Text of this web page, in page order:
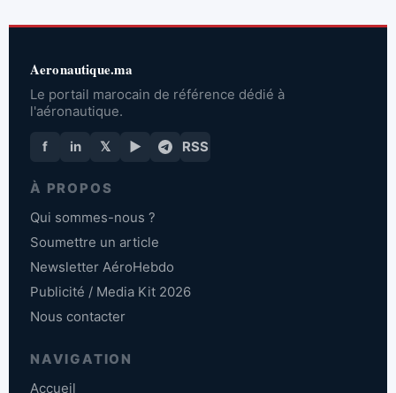
Aeronautique.ma
Le portail marocain de référence dédié à
l'aéronautique.
f in 𝕏 ▶ RSS
À PROPOS
Qui sommes-nous ?
Soumettre un article
Newsletter AéroHebdo
Publicité / Media Kit 2026
Nous contacter
NAVIGATION
Accueil